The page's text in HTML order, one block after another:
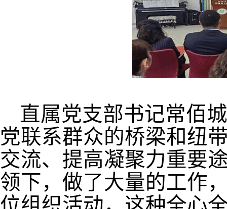
直属党支部书记常佰
党联系群众的桥梁和纽
交流、提高凝聚力重要
领下，做了大量的工作